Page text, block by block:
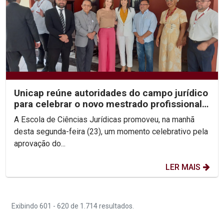
Unicap reúne autoridades do campo jurídico
para celebrar o novo mestrado profissional
em Direito...
A Escola de Ciências Jurídicas promoveu, na manhã
desta segunda-feira (23), um momento celebrativo pela
aprovação do...
LER MAIS
Exibindo 601 - 620 de 1.714 resultados.